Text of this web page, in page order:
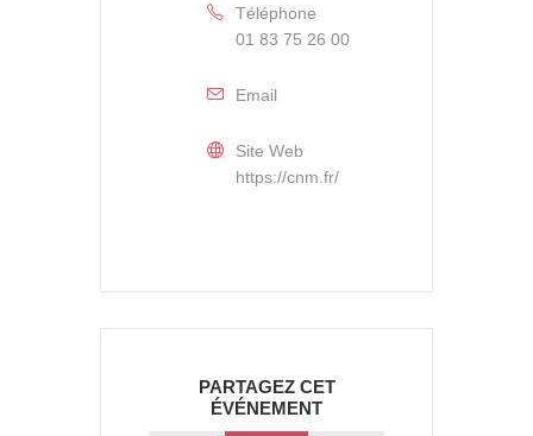
Téléphone
01 83 75 26 00
Email
Site Web
https://cnm.fr/
PARTAGEZ CET
ÉVÉNEMENT